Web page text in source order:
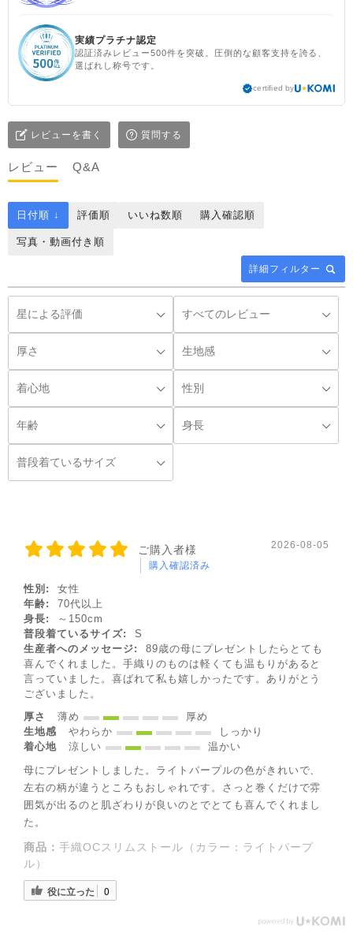
実績プラチナ認定
認証済みレビュー500件を突破。圧倒的な顧客支持を誇る、
選ばれし称号です。
certified by
レビューを書く 質問する
レビュー Q&A
詳細フィルター
日付順 ↓ 評価順 いいね数順 購入確認順
写真・動画付き順
ご購入者様
購入確認済み
2026-08-05
性別:
女性
年齢:
70代以上
身長:
～150cm
普段着ているサイズ:
S
生産者へのメッセージ:
89歳の母にプレゼントしたらとても
喜んでくれました。手織りのものは軽くても温もりがあると
言っていました。喜ばれて私も嬉しかったです。ありがとう
ございました。
厚さ
薄め
厚め
生地感
やわらか
しっかり
着心地
涼しい
温かい
母にプレゼントしました。ライトパープルの色がきれいで、
左右の柄が違うところもおしゃれです。さっと巻くだけで雰
囲気が出るのと肌ざわりが良いのとでとても喜んでくれまし
た。
商品： 手織OCスリムストール（カラー：ライトパープ
ル）
役に立った 0